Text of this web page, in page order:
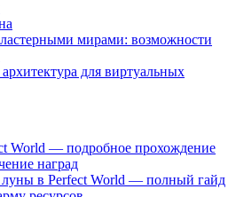
мирами: возможности
для виртуальных
World — подробное прохождение
наград
в Perfect World — полный гайд